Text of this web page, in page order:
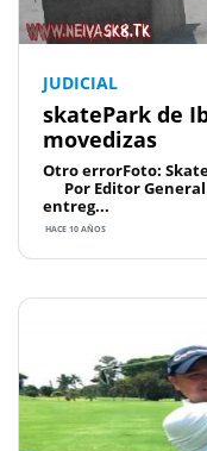
JUDICIAL
skatePark de
movedizas
Otro errorFoto:
Por Editor General
entreg...
HACE 10 AÑOS